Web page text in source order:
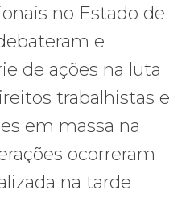
no Estado de
e
de ações na luta
trabalhistas e
em massa na
ocorreram
na tarde